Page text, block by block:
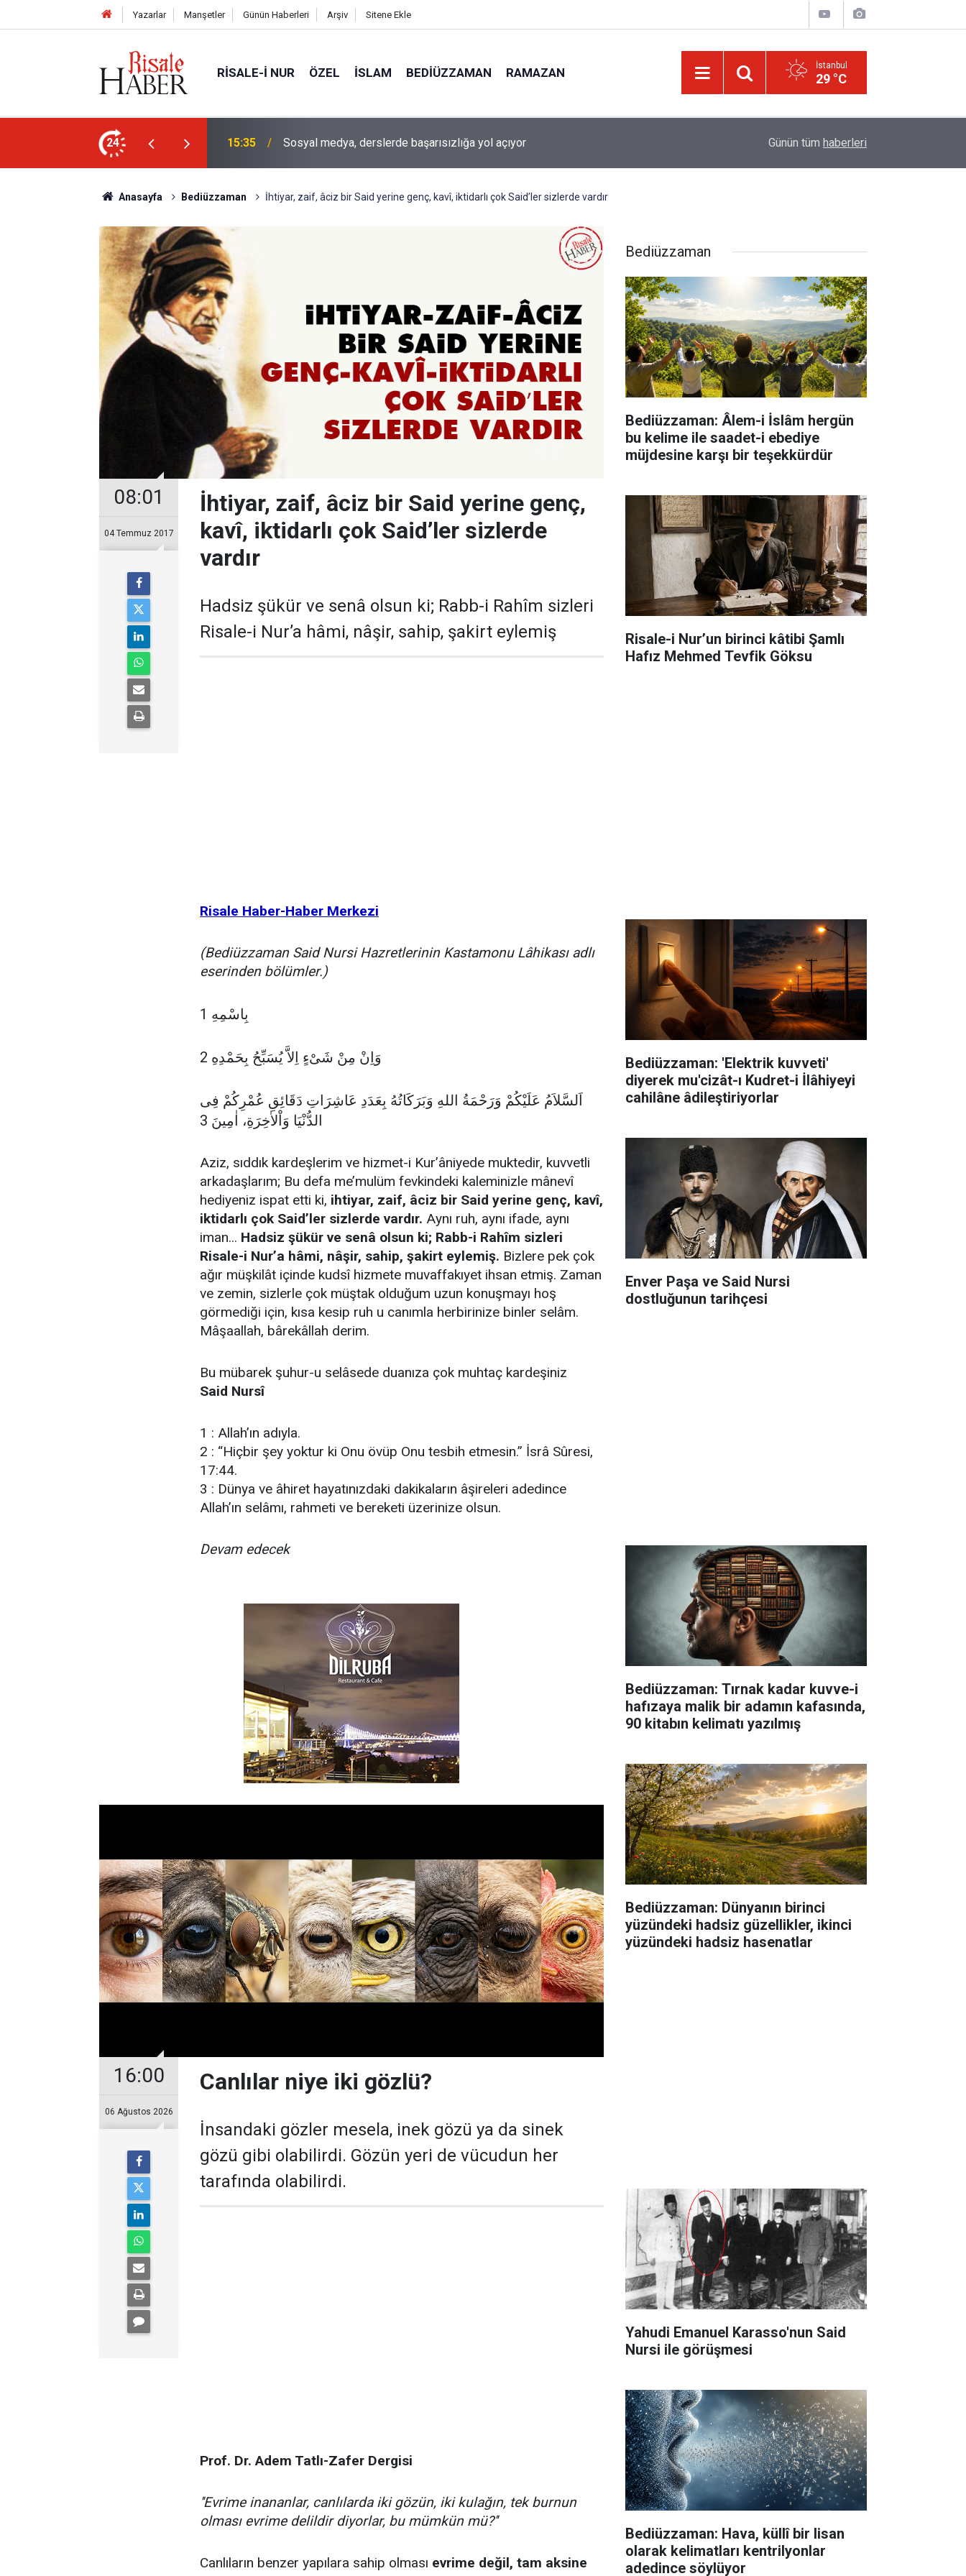
Yazarlar Manşetler Günün Haberleri Arşiv Sitene Ekle
RISALE-I NUR ÖZEL İSLAM BEDIÜZZAMAN RAMAZAN İstanbul
29 °C
24 15:35 Sosyal medya, derslerde başarısızlığa yol açıyor Günün tüm haberleri
Anasayfa Bediüzzaman İhtiyar, zaif, âciz bir Said yerine genç, kavî, iktidarlı çok Said’ler sizlerde vardır
08:01
04 Temmuz 2017
İhtiyar, zaif, âciz bir Said yerine genç,
kavî, iktidarlı çok Said’ler sizlerde
vardır
Hadsiz şükür ve senâ olsun ki; Rabb-i Rahîm sizleri
Risale-i Nur’a hâmi, nâşir, sahip, şakirt eylemiş
Risale Haber-Haber Merkezi
(Bediüzzaman Said Nursi Hazretlerinin Kastamonu Lâhikası adlı
eserinden bölümler.)
1 بِاسْمِهِ
اَلسَّلاَمُ عَلَيْكُمْ وَرَحْمَةُ اللهِ وَبَرَكَاتُهُ بِعَدَدِ عَاشِرَاتِ دَقَائِقِ عُمْرِكُمْ فِى
الدُّنْيَا وَاْلاٰخِرَةِ، اٰمِينَ 3
Aziz, sıddık kardeşlerim ve hizmet-i Kur’âniyede muktedir, kuvvetli
arkadaşlarım; Bu defa me’mulüm fevkindeki kaleminizle mânevî
hediyeniz ispat etti ki, ihtiyar, zaif, âciz bir Said yerine genç, kavî,
iktidarlı çok Said’ler sizlerde vardır. Aynı ruh, aynı ifade, aynı
iman... Hadsiz şükür ve senâ olsun ki; Rabb-i Rahîm sizleri
Risale-i Nur’a hâmi, nâşir, sahip, şakirt eylemiş. Bizlere pek çok
ağır müşkilât içinde kudsî hizmete muvaffakıyet ihsan etmiş. Zaman
ve zemin, sizlerle çok müştak olduğum uzun konuşmayı hoş
görmediği için, kısa kesip ruh u canımla herbirinize binler selâm.
Mâşaallah, bârekâllah derim.
Bu mübarek şuhur-u selâsede duanıza çok muhtaç kardeşiniz
Said Nursî
1 : Allah’ın adıyla.
2 : “Hiçbir şey yoktur ki Onu övüp Onu tesbih etmesin.” İsrâ Sûresi,
17:44.
3 : Dünya ve âhiret hayatınızdaki dakikaların âşireleri adedince
Allah’ın selâmı, rahmeti ve bereketi üzerinize olsun.
Devam edecek
16:00
06 Ağustos 2026
Canlılar niye iki gözlü?
İnsandaki gözler mesela, inek gözü ya da sinek
gözü gibi olabilirdi. Gözün yeri de vücudun her
tarafında olabilirdi.
Prof. Dr. Adem Tatlı-Zafer Dergisi
''Evrime inananlar, canlılarda iki gözün, iki kulağın, tek burnun
olması evrime delildir diyorlar, bu mümkün mü?''
Canlıların benzer yapılara sahip olması evrime değil, tam aksine
Bediüzzaman
Bediüzzaman: Âlem-i İslâm hergün
bu kelime ile saadet-i ebediye
müjdesine karşı bir teşekkürdür
Risale-i Nur’un birinci kâtibi Şamlı
Hafız Mehmed Tevfik Göksu
Bediüzzaman: 'Elektrik kuvveti'
diyerek mu'cizât-ı Kudret-i İlâhiyeyi
cahilâne âdileştiriyorlar
Enver Paşa ve Said Nursi
dostluğunun tarihçesi
Bediüzzaman: Tırnak kadar kuvve-i
hafızaya malik bir adamın kafasında,
90 kitabın kelimatı yazılmış
Bediüzzaman: Dünyanın birinci
yüzündeki hadsiz güzellikler, ikinci
yüzündeki hadsiz hasenatlar
Yahudi Emanuel Karasso'nun Said
Nursi ile görüşmesi
Bediüzzaman: Hava, küllî bir lisan
olarak kelimatları kentrilyonlar
adedince söylüyor